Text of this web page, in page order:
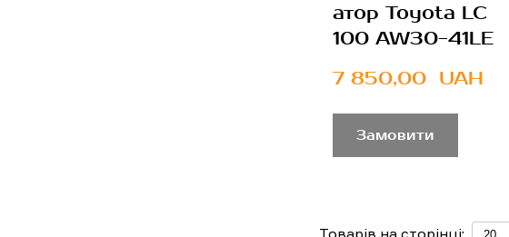
атор Toyota LC
100 AW30-41LE
7 850,00  UAH
Замовити
Товарів на сторінці: